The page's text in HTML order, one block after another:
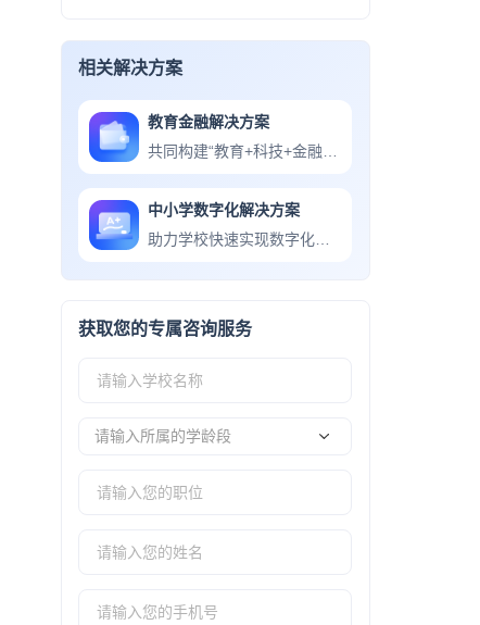
相关解决方案
教育金融解决方案
中小学数字化解决方案
获取您的专属咨询服务
请输入所属的学龄段